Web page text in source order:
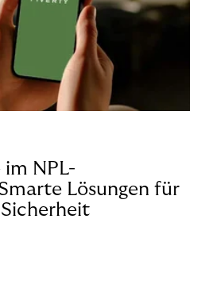
NPL-
Lösungen für